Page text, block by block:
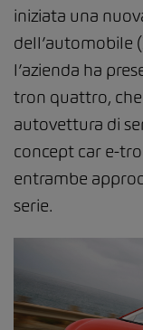
iniziata una
dell’automobile
l’azienda ha
tron quattro,
autovettura di
concept car e-
entrambe
serie.